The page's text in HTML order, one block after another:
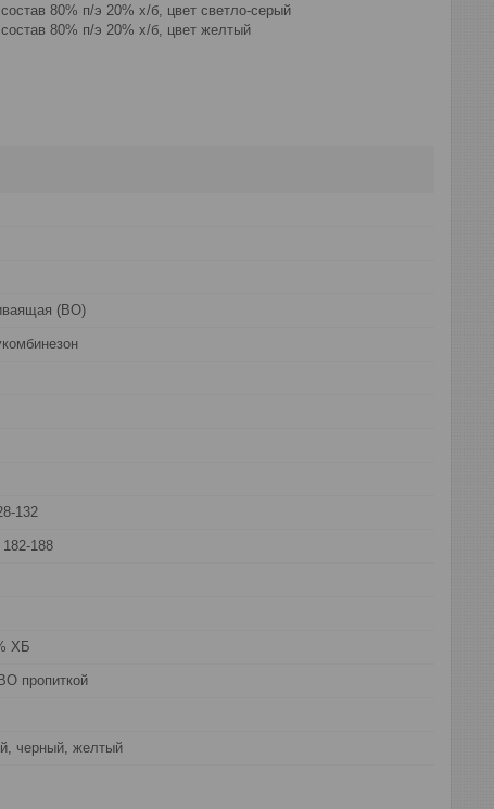
80% п/э 20% х/б, цвет светло-серый
80% п/э 20% х/б, цвет желтый
(ВО)
132
188
ХБ
пропиткой
черный, желтый